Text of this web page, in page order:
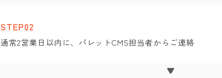
STEP02
通常2営業日以内に、パレットCMS担当者からご連絡